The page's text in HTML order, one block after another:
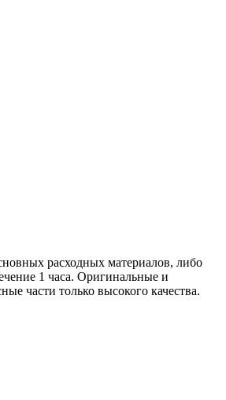
расходных материалов, либо
1 часа. Оригинальные и
части только высокого качества.